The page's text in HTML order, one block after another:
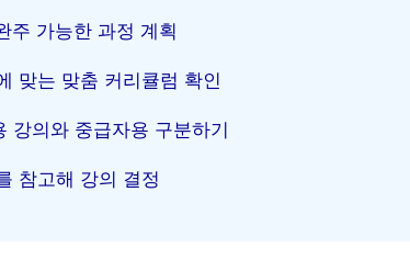
주 가능한 과정 계획
맞는 맞춤 커리큘럼 확인
강의와 중급자용 구분하기
참고해 강의 결정